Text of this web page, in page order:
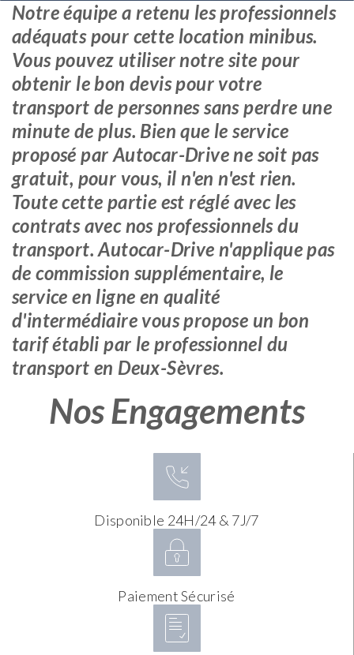
Notre équipe a retenu les professionnels
adéquats pour cette location minibus.
Vous pouvez utiliser notre site pour
obtenir le bon devis pour votre
transport de personnes sans perdre une
minute de plus. Bien que le service
proposé par Autocar-Drive ne soit pas
gratuit, pour vous, il n'en n'est rien.
Toute cette partie est réglé avec les
contrats avec nos professionnels du
transport. Autocar-Drive n'applique pas
de commission supplémentaire, le
service en ligne en qualité
d'intermédiaire vous propose un bon
tarif établi par le professionnel du
transport en Deux-Sèvres.
Nos Engagements
Disponible 24H/24 & 7J/7
Paiement Sécurisé